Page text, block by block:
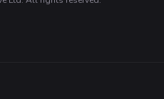
отрядов, чьи модели
механику добавлены